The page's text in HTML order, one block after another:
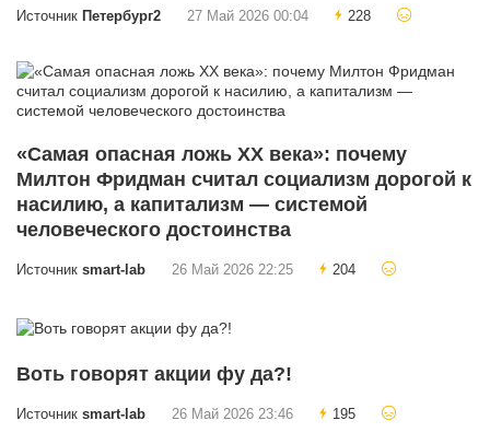
Источник Петербург2 27 Май 2026 00:04 228
«Самая опасная ложь XX века»: почему
Милтон Фридман считал социализм дорогой к
насилию, а капитализм — системой
человеческого достоинства
Источник smart-lab 26 Май 2026 22:25 204
Воть говорят акции фу да?!
Источник smart-lab 26 Май 2026 23:46 195